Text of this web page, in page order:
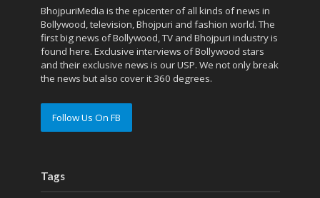
BhojpuriMedia is the epicenter of all kinds of news in
Bollywood, television, Bhojpuri and fashion world. The
first big news of Bollywood, TV and Bhojpuri industry is
found here. Exclusive interviews of Bollywood stars
and their exclusive news is our USP. We not only break
the news but also cover it 360 degrees.
Follow Us On FB
Tags